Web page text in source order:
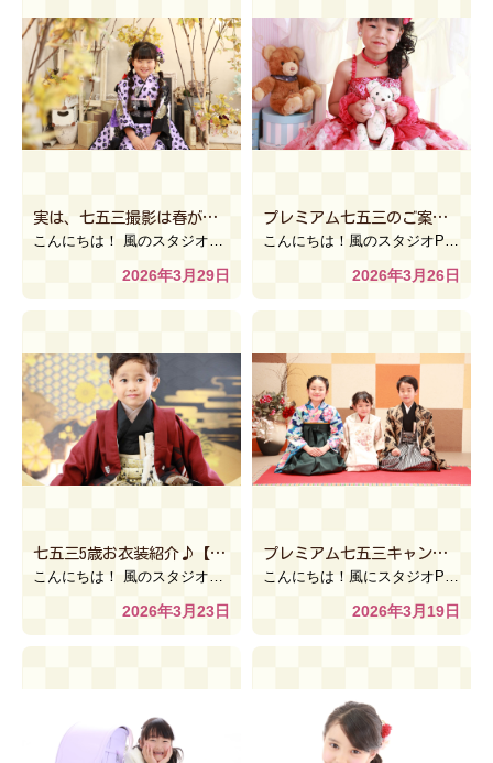
実は、七五三撮影は春がねらい目！！【風のスタジオANNEXイオン下妻店】
段々と桜も咲
2026年3月29日
プレミアム七五三のご案内Part2【風のスタジオPastel】
2026年3月26日
七五三5歳お衣装紹介♪【風のスタジオ インターパーク 宇都宮】
2026年3月23日
プレミアム七五三キャンペーンのご紹介Part1【風のスタジオPastel】
2026年3月19日